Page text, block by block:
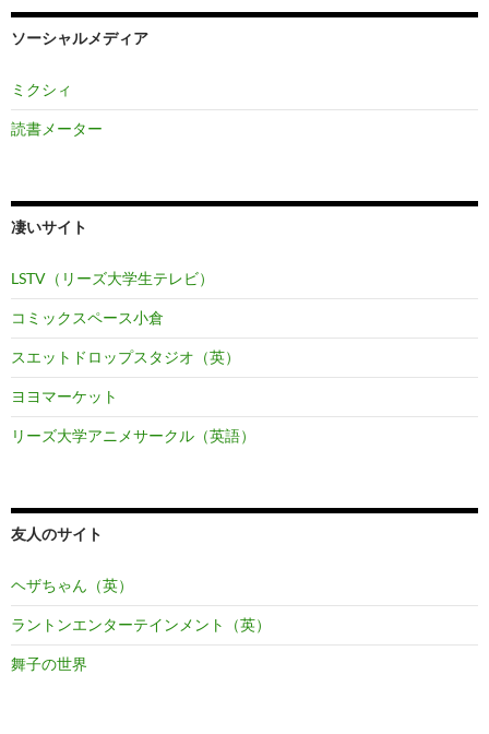
ソーシャルメディア
ミクシィ
読書メーター
凄いサイト
LSTV（リーズ大学生テレビ）
コミックスペース小倉
スエットドロップスタジオ（英）
ヨヨマーケット
リーズ大学アニメサークル（英語）
友人のサイト
ヘザちゃん（英）
ラントンエンターテインメント（英）
舞子の世界